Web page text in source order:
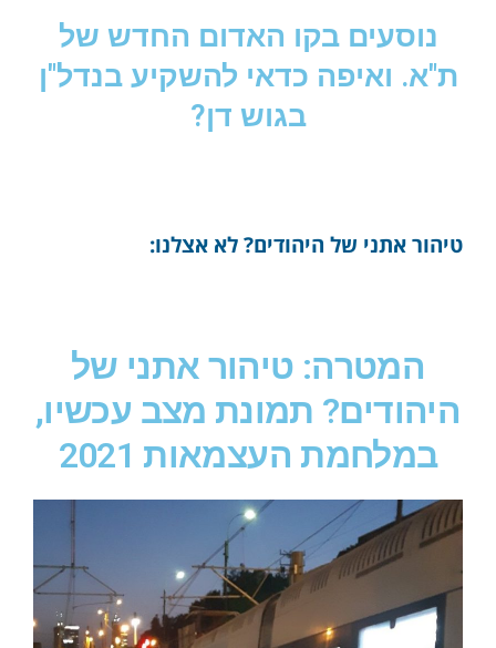
נוסעים בקו האדום החדש של
ת"א. ואיפה כדאי להשקיע בנדל"ן
בגוש דן?
טיהור אתני של היהודים? לא אצלנו:
המטרה: טיהור אתני של
היהודים? תמונת מצב עכשיו,
במלחמת העצמאות 2021